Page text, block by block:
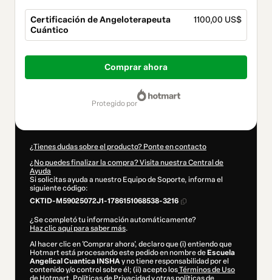
Certificación de Angeloterapeuta
Cuántico
1100,00 US$
Total
1100,00 US$
Comprar ahora
protegido por
¿Tienes dudas sobre el producto? Ponte en contacto
¿No puedes finalizar la compra? Visita nuestra Central de
Ayuda
Si solicitas ayuda a nuestro Equipo de Soporte, informa el
siguiente código:
CKTID-M59025072J1-1786151068538-3216
¿Se completó tu información automáticamente?
Haz clic aquí para saber más.
Al hacer clic en 'Comprar ahora', declaro que (i) entiendo que
Hotmart está procesando este pedido en nombre de Escuela
Angelical Cuantica INSHAy no tiene responsabilidad por el
contenido y/o control sobre él; (ii) acepto losTérminos de Uso